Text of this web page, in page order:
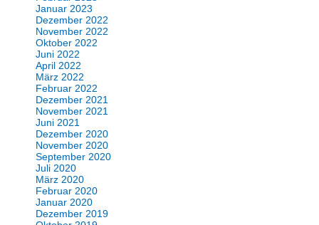
Januar 2023
Dezember 2022
November 2022
Oktober 2022
Juni 2022
April 2022
März 2022
Februar 2022
Dezember 2021
November 2021
Juni 2021
Dezember 2020
November 2020
September 2020
Juli 2020
März 2020
Februar 2020
Januar 2020
Dezember 2019